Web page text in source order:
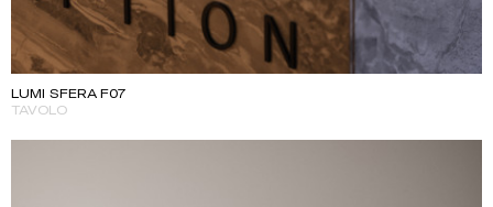
LUMI SFERA F07
TAVOLO